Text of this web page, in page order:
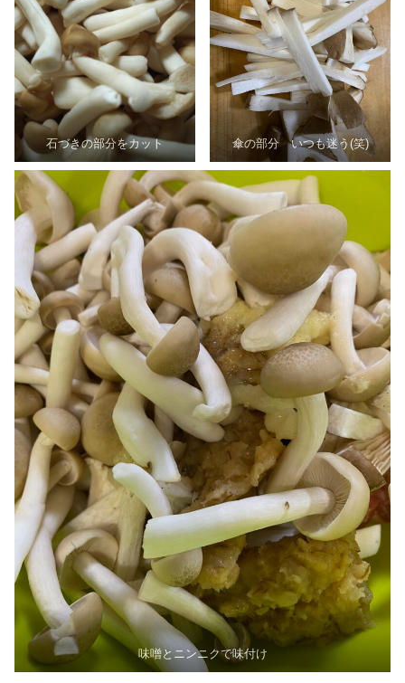
石づきの部分をカット 傘の部分 いつも迷う(笑)
味噌とニンニクで味付け